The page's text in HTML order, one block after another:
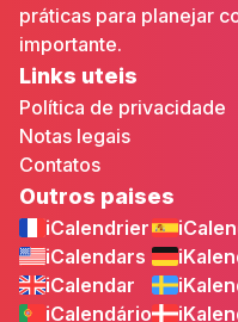
práticas para planejar
importante.
Links uteis
Política de privacidade
Notas legais
Contatos
Outros paises
iCalendrier
iCalendars
iCalendar
iCalendário